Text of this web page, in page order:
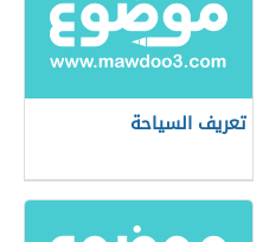
تعريف السياحة